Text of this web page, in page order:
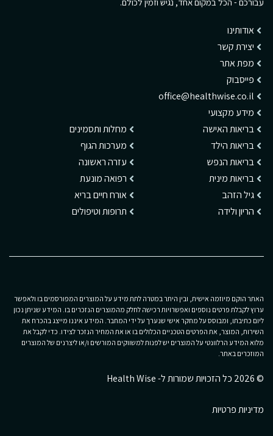
אודותינו
יצירת קשר
מפת אתר
פייסבוק
office@healthwise.co.il
מידע מקצועי
בריאות האישה
בריאות הילד
בריאות הנפש
בריאות מינית
גיל הזהב
הריון ולידה
מחלות ותסמינים
מערכות הגוף
עזרה ראשונה
רפואה מונעת
אורח חיים בריא
תרופות וטיפולים
האתר הוקם מיוזמה אישית, ובין היתר במטרה לתת מידע על המוצרים המפורסמים בו ולאפשר
ערוץ לקבלת פרטים נוספים ואפשרויות רכישה לחלק מהמוצרים הנזכרים בו. המידע שניתן נכון
ליום כתיבתו, ומבוסס על מחקר אישי שנערך על ידי המחבר. המידע איננו מייצג בהכרח את
השירות, המוצר, את הפרטים הטכניים הכלולים בו או את המחיר הנזכר לצידו. כדי לקבל את
מלוא המידע הרלוונטי על המוצרים יש לפנות למשווקים המורשים ו/או ליצרנים של המוצרים
המוזכרים באתר.
© 2026 כל הזכויות שמורות ל- Health Wise
מדיניות פרטיות